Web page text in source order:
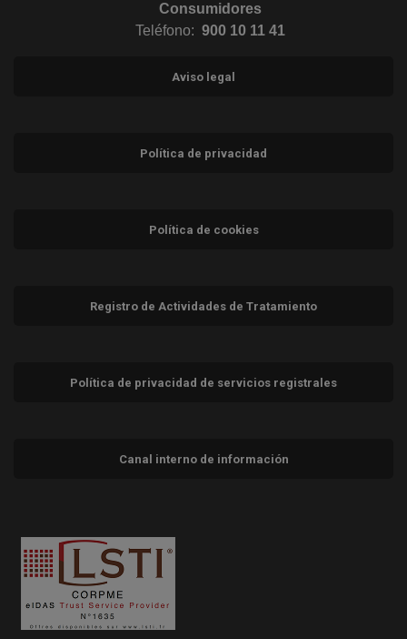
Consumidores
Teléfono: 900 10 11 41
Aviso legal
Política de privacidad
Política de cookies
Registro de Actividades de Tratamiento
Política de privacidad de servicios registrales
Canal interno de información